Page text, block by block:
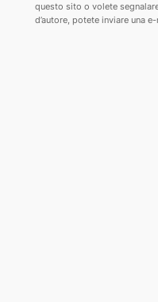
questo sito o volete
d’autore, potete inviare una